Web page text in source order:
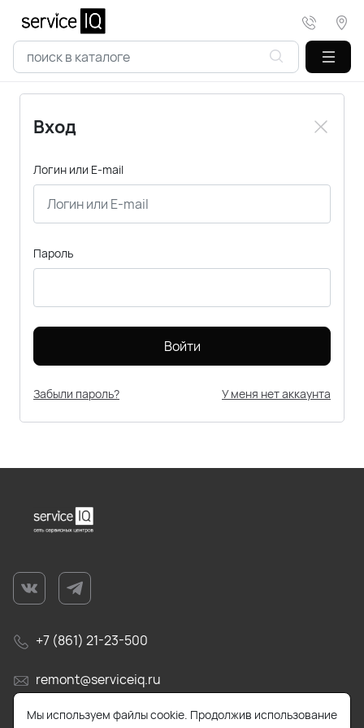
Вход
Логин или E-mail
Пароль
Войти
Забыли пароль? У меня нет аккаунта
+7 (861) 21-23-500
remont@serviceiq.ru
г. Краснодар, ул. Бабушкина, д. 309
Мы используем файлы cookie. Продолжив использование